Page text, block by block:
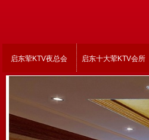
启东荤KTV夜总会 启东十大荤KTV会所